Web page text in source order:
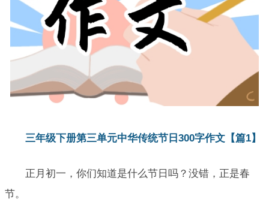
三年级下册第三单元中华传统节日300字作文【篇1】
正月初一，你们知道是什么节日吗？没错，正是春
节。